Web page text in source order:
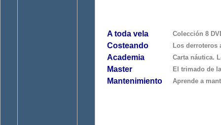
A toda vela Colección 8
Costeando Los derroteros
Academia Carta náutica.
Master El trimado de
Mantenimiento Aprende a